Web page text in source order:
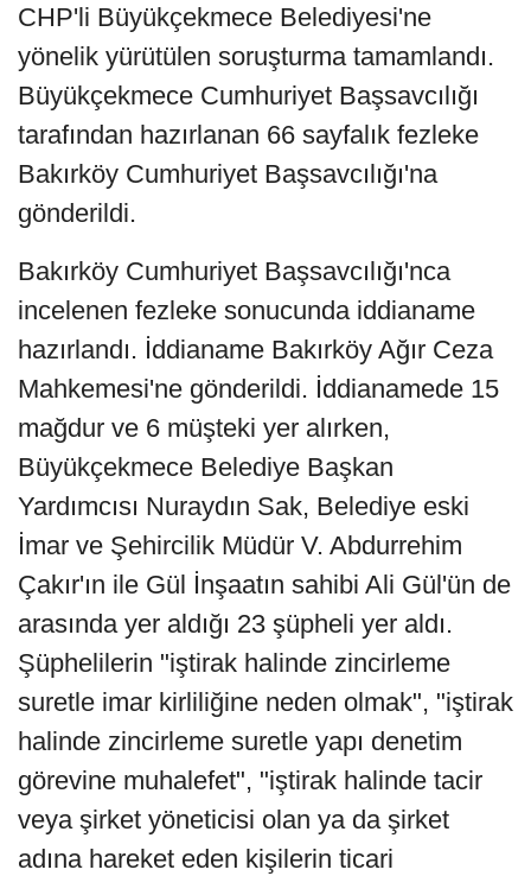
CHP'li Büyükçekmece Belediyesi'ne
yönelik yürütülen soruşturma tamamlandı.
Büyükçekmece Cumhuriyet Başsavcılığı
tarafından hazırlanan 66 sayfalık fezleke
Bakırköy Cumhuriyet Başsavcılığı'na
gönderildi.
Bakırköy Cumhuriyet Başsavcılığı'nca
incelenen fezleke sonucunda iddianame
hazırlandı. İddianame Bakırköy Ağır Ceza
Mahkemesi'ne gönderildi. İddianamede 15
mağdur ve 6 müşteki yer alırken,
Büyükçekmece Belediye Başkan
Yardımcısı Nuraydın Sak, Belediye eski
İmar ve Şehircilik Müdür V. Abdurrehim
Çakır'ın ile Gül İnşaatın sahibi Ali Gül'ün de
arasında yer aldığı 23 şüpheli yer aldı.
Şüphelilerin "iştirak halinde zincirleme
suretle imar kirliliğine neden olmak", "iştirak
halinde zincirleme suretle yapı denetim
görevine muhalefet", "iştirak halinde tacir
veya şirket yöneticisi olan ya da şirket
adına hareket eden kişilerin ticari